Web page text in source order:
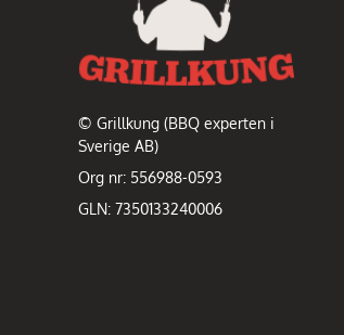
© Grillkung (BBQ experten i
Sverige AB)
Org nr: 556988-0593
GLN: 7350133240006